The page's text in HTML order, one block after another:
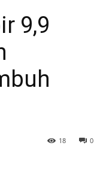
9,9
0
18